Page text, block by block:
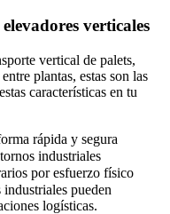
verticales
vertical de palets,
plantas, estas son las
características en tu
rápida y segura
industriales
por esfuerzo físico
pueden
logísticas.